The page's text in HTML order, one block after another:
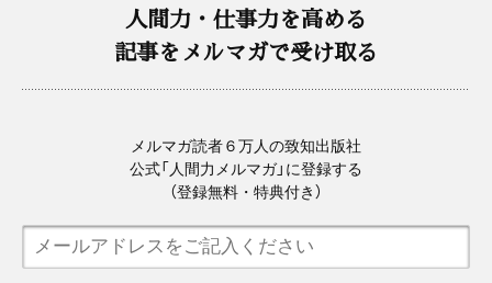
人間力・仕事力を高める
記事をメルマガで受け取る
メルマガ読者６万人の致知出版社
公式「人間力メルマガ」に登録する
（登録無料・特典付き）